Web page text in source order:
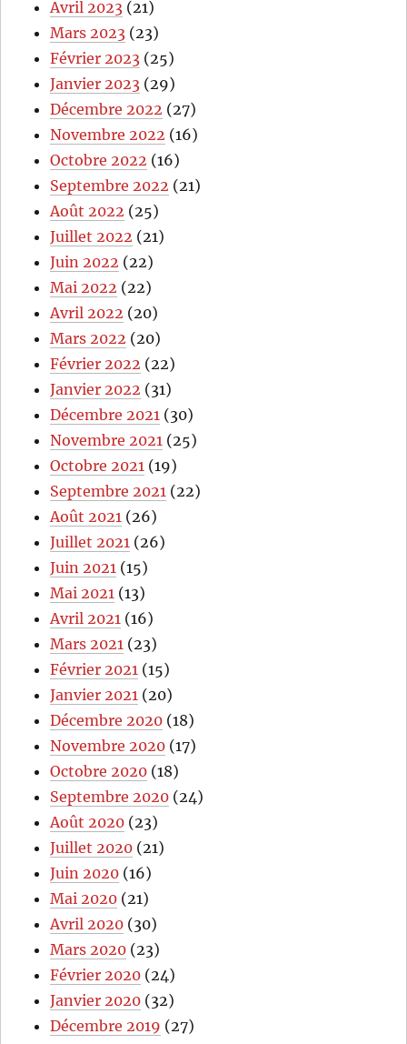
Avril 2023 (21)
Mars 2023 (23)
Février 2023 (25)
Janvier 2023 (29)
Décembre 2022 (27)
Novembre 2022 (16)
Octobre 2022 (16)
Septembre 2022 (21)
Août 2022 (25)
Juillet 2022 (21)
Juin 2022 (22)
Mai 2022 (22)
Avril 2022 (20)
Mars 2022 (20)
Février 2022 (22)
Janvier 2022 (31)
Décembre 2021 (30)
Novembre 2021 (25)
Octobre 2021 (19)
Septembre 2021 (22)
Août 2021 (26)
Juillet 2021 (26)
Juin 2021 (15)
Mai 2021 (13)
Avril 2021 (16)
Mars 2021 (23)
Février 2021 (15)
Janvier 2021 (20)
Décembre 2020 (18)
Novembre 2020 (17)
Octobre 2020 (18)
Septembre 2020 (24)
Août 2020 (23)
Juillet 2020 (21)
Juin 2020 (16)
Mai 2020 (21)
Avril 2020 (30)
Mars 2020 (23)
Février 2020 (24)
Janvier 2020 (32)
Décembre 2019 (27)